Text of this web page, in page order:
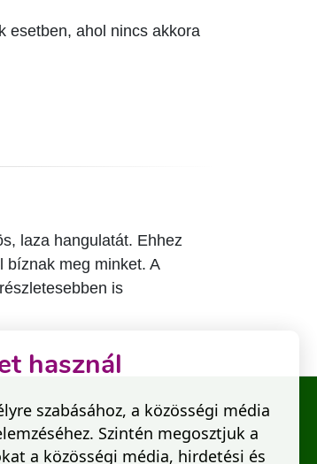
esetben, ahol nincs akkora
laza hangulatát. Ehhez
bíznak meg minket. A
is
használ
szabásához, a közösségi média
Szintén megosztjuk a
a közösségi média, hirdetési és